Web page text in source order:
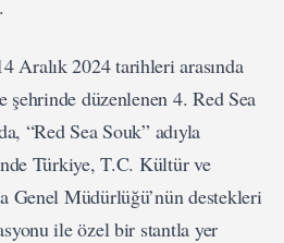
Aralık 2024 tarihleri arasında
şehrinde düzenlenen 4. Red Sea
“Red Sea Souk” adıyla
Türkiye, T.C. Kültür ve
Genel Müdürlüğü’nün destekleri
ile özel bir stantla yer